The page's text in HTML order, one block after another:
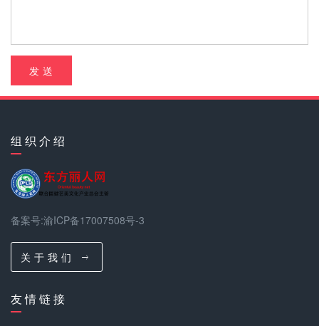
发 送
组 织 介 绍
备案号:渝ICP备17007508号-3
关 于 我 们
友 情 链 接